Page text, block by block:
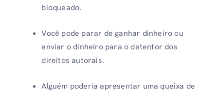
bloqueado.
Você pode parar de ganhar dinheiro ou
enviar o dinheiro para o detentor dos
direitos autorais.
Alguém poderia apresentar uma queixa de